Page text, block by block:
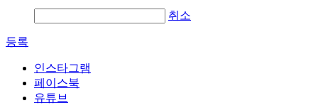
취소
등록
인스타그램
페이스북
유튜브